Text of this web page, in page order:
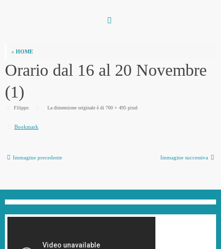
« HOME
Orario dal 16 al 20 Novembre
(1)
Filippo La dimensione originale è di700 × 495 pixel
Bookmark
Immagine precedente Immagine successiva